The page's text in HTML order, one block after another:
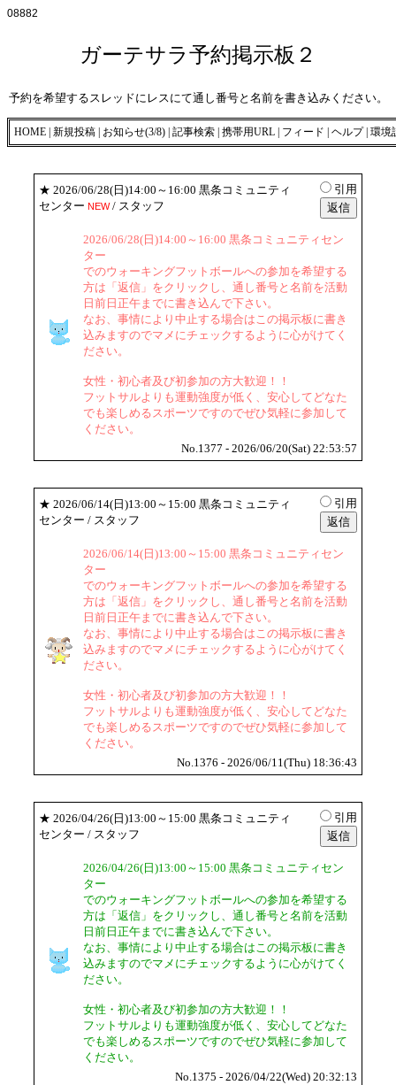
08882
ガーテサラ予約掲示板２
予約を希望するスレッドにレスにて通し番号と名前を書き込みください。
HOME 新規投稿 お知らせ(3/8) 記事検索 携帯用URL フィード ヘルプ| 環境
★ 2026/06/28(日)14:00～16:00 黒条コミュニティ
センター NEW/ スタッフ
引用
2026/06/28(日)14:00～16:00 黒条コミュニティセン
ター
でのウォーキングフットボールへの参加を希望する
方は「返信」をクリックし、通し番号と名前を活動
日前日正午までに書き込んで下さい。
なお、事情により中止する場合はこの掲示板に書き
込みますのでマメにチェックするように心がけてく
ださい。
女性・初心者及び初参加の方大歓迎！！
フットサルよりも運動強度が低く、安心してどなた
でも楽しめるスポーツですのでぜひ気軽に参加して
ください。
No.1377 - 2026/06/20(Sat) 22:53:57
★ 2026/06/14(日)13:00～15:00 黒条コミュニティ
センター / スタッフ
引用
2026/06/14(日)13:00～15:00 黒条コミュニティセン
ター
でのウォーキングフットボールへの参加を希望する
方は「返信」をクリックし、通し番号と名前を活動
日前日正午までに書き込んで下さい。
なお、事情により中止する場合はこの掲示板に書き
込みますのでマメにチェックするように心がけてく
ださい。
女性・初心者及び初参加の方大歓迎！！
フットサルよりも運動強度が低く、安心してどなた
でも楽しめるスポーツですのでぜひ気軽に参加して
ください。
No.1376 - 2026/06/11(Thu) 18:36:43
★ 2026/04/26(日)13:00～15:00 黒条コミュニティ
センター / スタッフ
引用
2026/04/26(日)13:00～15:00 黒条コミュニティセン
ター
でのウォーキングフットボールへの参加を希望する
方は「返信」をクリックし、通し番号と名前を活動
日前日正午までに書き込んで下さい。
なお、事情により中止する場合はこの掲示板に書き
込みますのでマメにチェックするように心がけてく
ださい。
女性・初心者及び初参加の方大歓迎！！
フットサルよりも運動強度が低く、安心してどなた
でも楽しめるスポーツですのでぜひ気軽に参加して
ください。
No.1375 - 2026/04/22(Wed) 20:32:13